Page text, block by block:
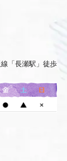
「長瀬駅」徒歩